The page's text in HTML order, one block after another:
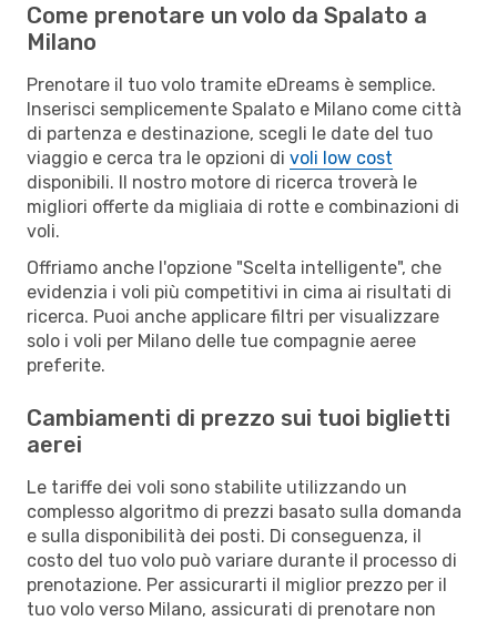
Come prenotare un volo da Spalato a
Milano
Prenotare il tuo volo tramite eDreams è semplice.
Inserisci semplicemente Spalato e Milano come città
di partenza e destinazione, scegli le date del tuo
viaggio e cerca tra le opzioni di voli low cost
disponibili. Il nostro motore di ricerca troverà le
migliori offerte da migliaia di rotte e combinazioni di
voli.
Offriamo anche l'opzione "Scelta intelligente", che
evidenzia i voli più competitivi in cima ai risultati di
ricerca. Puoi anche applicare filtri per visualizzare
solo i voli per Milano delle tue compagnie aeree
preferite.
Cambiamenti di prezzo sui tuoi biglietti
aerei
Le tariffe dei voli sono stabilite utilizzando un
complesso algoritmo di prezzi basato sulla domanda
e sulla disponibilità dei posti. Di conseguenza, il
costo del tuo volo può variare durante il processo di
prenotazione. Per assicurarti il miglior prezzo per il
tuo volo verso Milano, assicurati di prenotare non